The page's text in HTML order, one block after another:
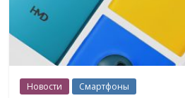
Новости Смартфоны